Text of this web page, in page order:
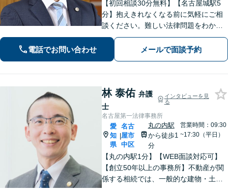
【初回相談30分無料】【名古屋城駅5
分】抱えきれなくなる前に気軽にご相
談ください。難しい法律問題をわかり
やすく柔らかく説明します。相続・交
通事故・借金債務整理・企業法務な
ど、どうぞご相談ください。
電話でお問い合わせ メールで面談予約
林 泰佑 弁護
士
インタビューを見
る
名古屋第一法律事務所
愛
知
県
|
名古
屋市
中区
丸の内駅
から徒歩1
分
営業時間：09:30
~17:30（平日）
【丸の内駅1分】【WEB面談対応可】
【創立50年以上の事務所】不動産が関
係する相続では、一般的な建物・土地